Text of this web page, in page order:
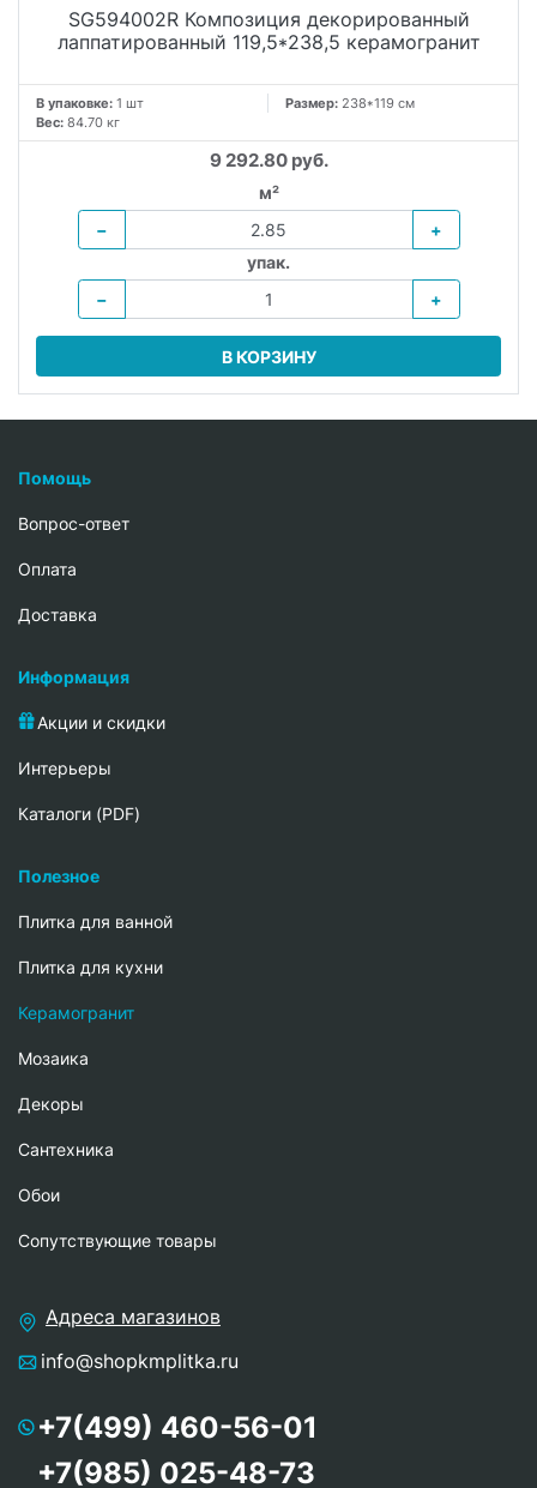
SG594002R Композиция декорированный
лаппатированный 119,5*238,5 керамогранит
В упаковке: 1 шт Размер: 238*119 см
Вес: 84.70 кг
9 292.80 руб.
м²
−
+
упак.
−
+
В КОРЗИНУ
Помощь
Вопрос-ответ
Oплата
Доставка
Информация
Акции и скидки
Интерьеры
Каталоги (PDF)
Полезное
Плитка для ванной
Плитка для кухни
Керамогранит
Мозаика
Декоры
Сантехника
Обои
Сопутствующие товары
Адреса магазинов
info@shopkmplitka.ru
+7(499) 460-56-01
+7(985) 025-48-73